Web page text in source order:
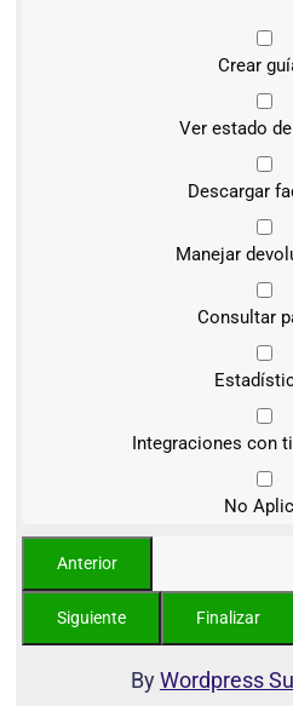
Crear
Ver estado
Descargar
Manejar
Consultar
Integraciones con
No
ByWordpress